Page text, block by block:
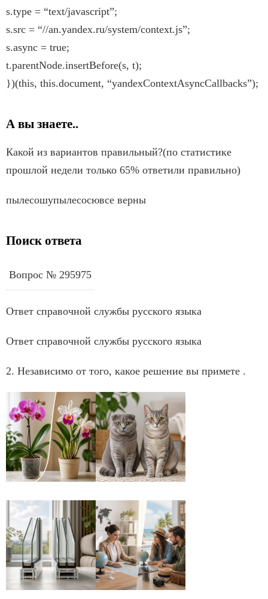
s.type = “text/javascript”;
s.src = “//an.yandex.ru/system/context.js”;
s.async = true;
t.parentNode.insertBefore(s, t);
})(this, this.document, “yandexContextAsyncCallbacks”);
А вы знаете..
Какой из вариантов правильный?(по статистике
прошлой недели только 65% ответили правильно)
пылесошупылесосювсе верны
Поиск ответа
Вопрос № 295975
Ответ справочной службы русского языка
Ответ справочной службы русского языка
2. Независимо от того, какое решение вы примете .